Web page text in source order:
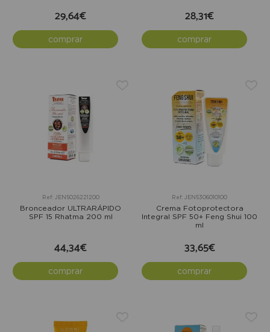
29,64€
comprar
28,31€
comprar
Ref: JEN5026221200
Bronceador ULTRARÁPIDO
SPF 15 Rhatma 200 ml
44,34€
comprar
Ref: JEN5306010100
Crema Fotoprotectora
Integral SPF 50+ Feng Shui 100
ml
33,65€
comprar